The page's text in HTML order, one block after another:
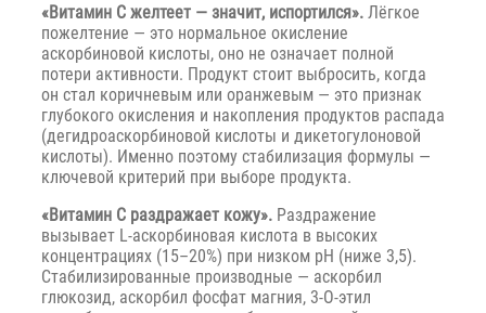
«Витамин C желтеет — значит, испортился». Лёгкое
пожелтение — это нормальное окисление
аскорбиновой кислоты, оно не означает полной
потери активности. Продукт стоит выбросить, когда
он стал коричневым или оранжевым — это признак
глубокого окисления и накопления продуктов распада
(дегидроаскорбиновой кислоты и дикетогулоновой
кислоты). Именно поэтому стабилизация формулы —
ключевой критерий при выборе продукта.
«Витамин C раздражает кожу». Раздражение
вызывает L-аскорбиновая кислота в высоких
концентрациях (15–20%) при низком pH (ниже 3,5).
Стабилизированные производные — аскорбил
глюкозид, аскорбил фосфат магния, 3-O-этил